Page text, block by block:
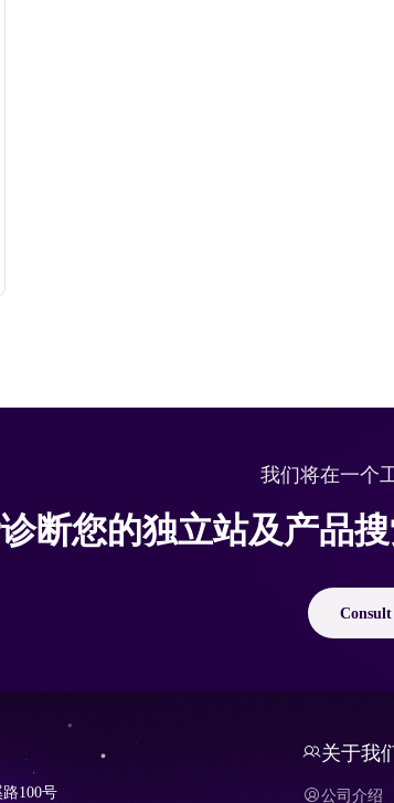
我们将在一个
断您的独立站及产品
100号
关于我
公司介绍